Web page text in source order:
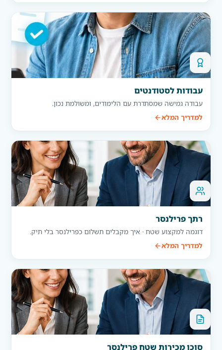
עבודות לסטודנטים
עבודה גמישה שמסתדרת עם הלימודים, ומשולמת נכון.
למדריך המלא
רתך פרילנסר
דוגמה למקצוע שטח · איך מקבלים תשלום כפרילנסר בלי תיק.
למדריך המלא
סוכן מכירות שטח פרילנסר